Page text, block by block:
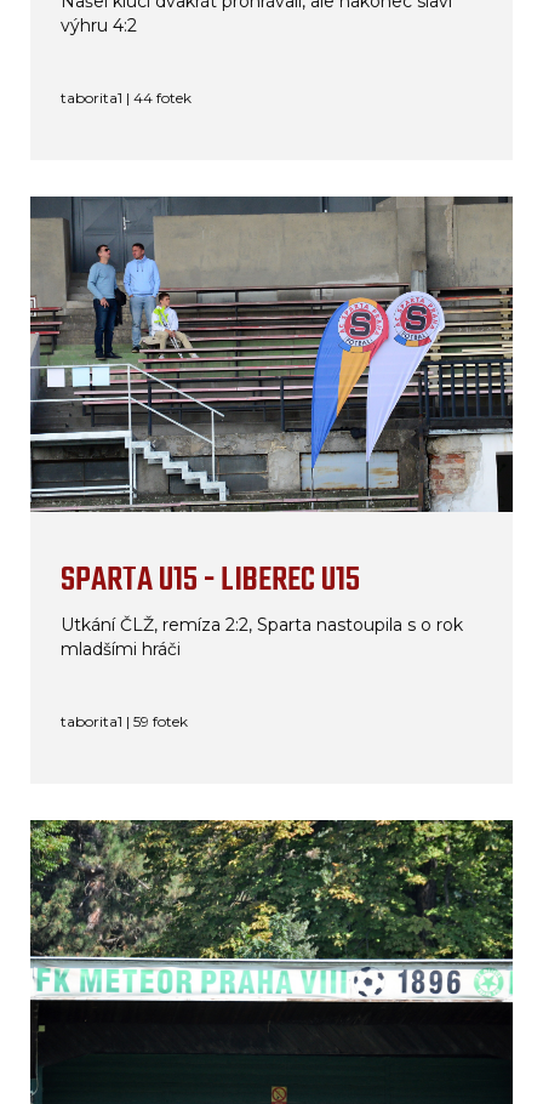
výhru 4:2
taborita1 | 44 fotek
SPARTA U15 - LIBEREC U15
Utkání ČLŽ, remíza 2:2, Sparta nastoupila s o rok
mladšími hráči
taborita1 | 59 fotek